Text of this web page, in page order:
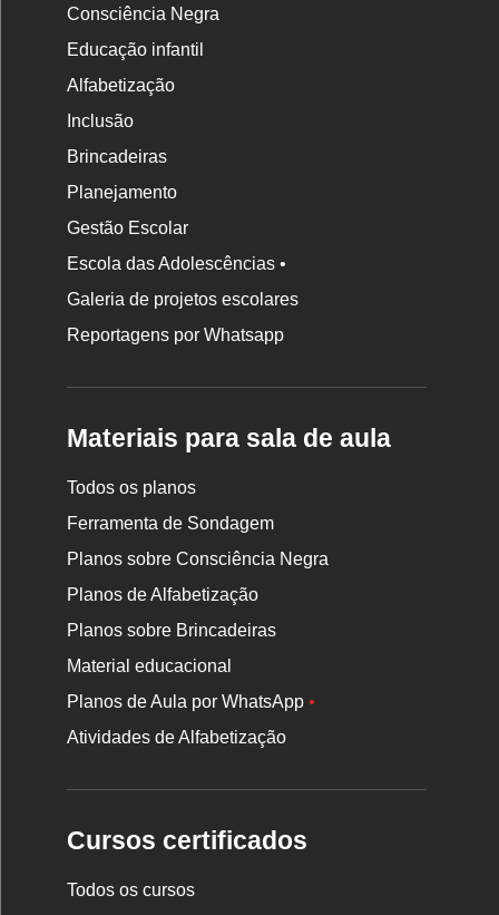
Consciência Negra
Educação infantil
Alfabetização
Inclusão
Brincadeiras
Planejamento
Gestão Escolar
Escola das Adolescências •
Galeria de projetos escolares
Reportagens por Whatsapp
Materiais para sala de aula
Todos os planos
Ferramenta de Sondagem
Planos sobre Consciência Negra
Planos de Alfabetização
Planos sobre Brincadeiras
Material educacional
Planos de Aula por WhatsApp•
Atividades de Alfabetização
Cursos certificados
Todos os cursos